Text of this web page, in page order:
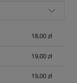
18,00 zł
19,00 zł
19,00 zł